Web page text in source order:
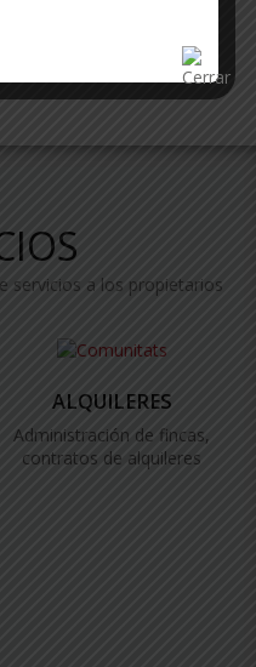
servicios a los propietarios
ALQUILERES
Administración de fincas,
contratos de alquileres